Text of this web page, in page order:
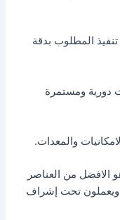
تنفيذ المطلوب بدقة
دورية ومستمرة
والمعدات.
الافضل من العناصر
ويعملون تحت إشراف